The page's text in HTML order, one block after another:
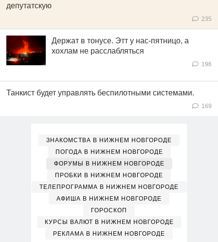
депутатскую
235
Держат в тонусе. Этт у нас-пятницо, а
хохлам не расслабляться
196
Танкист будет управлять беспилотными системами.
169
ЗНАКОМСТВА В НИЖНЕМ НОВГОРОДЕ
ПОГОДА В НИЖНЕМ НОВГОРОДЕ
ФОРУМЫ В НИЖНЕМ НОВГОРОДЕ
ПРОБКИ В НИЖНЕМ НОВГОРОДЕ
ТЕЛЕПРОГРАММА В НИЖНЕМ НОВГОРОДЕ
АФИША В НИЖНЕМ НОВГОРОДЕ
ГОРОСКОП
КУРСЫ ВАЛЮТ В НИЖНЕМ НОВГОРОДЕ
РЕКЛАМА В НИЖНЕМ НОВГОРОДЕ